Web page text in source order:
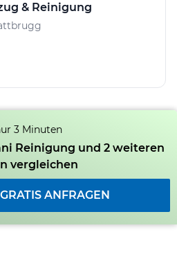
& Reinigung
3 Minuten
Reinigung und 2 weiteren
vergleichen
ANFRAGEN